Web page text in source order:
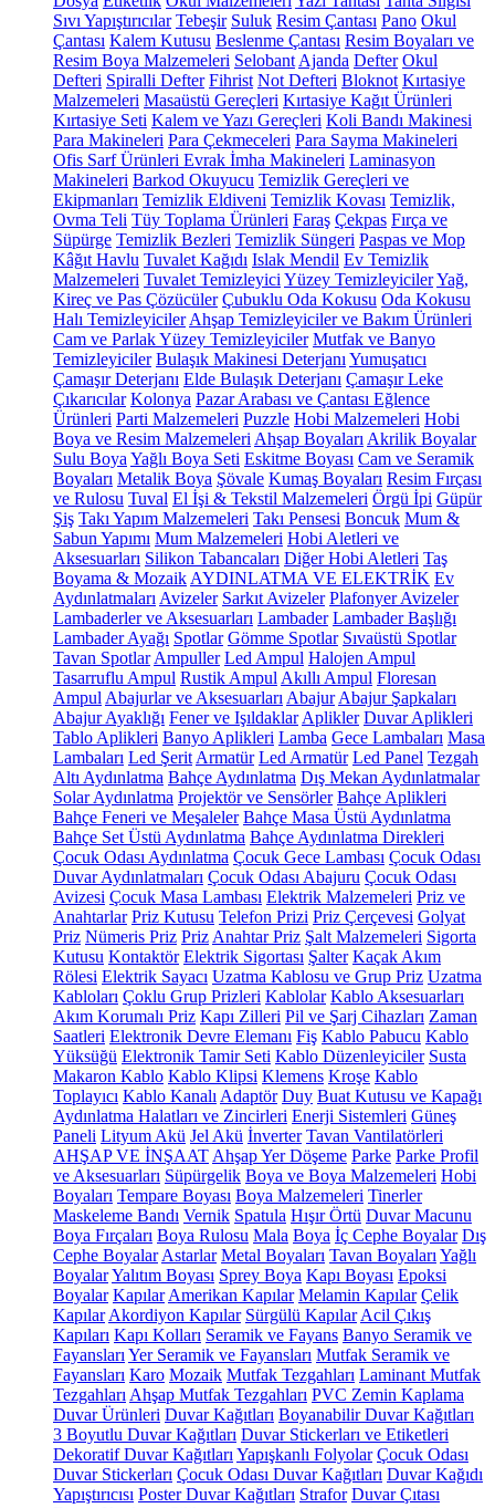
Sıvı Yapıştırıcılar Tebeşir Suluk Resim Çantası Pano Okul
Çantası Kalem Kutusu Beslenme Çantası Resim Boyaları ve
Resim Boya Malzemeleri Selobant Ajanda Defter Okul
Defteri Spiralli Defter Fihrist Not Defteri Bloknot Kırtasiye
Malzemeleri Masaüstü Gereçleri Kırtasiye Kağıt Ürünleri
Kırtasiye Seti Kalem ve Yazı Gereçleri Koli Bandı Makinesi
Para Makineleri Para Çekmeceleri Para Sayma Makineleri
Ofis Sarf Ürünleri Evrak İmha Makineleri Laminasyon
Makineleri Barkod Okuyucu Temizlik Gereçleri ve
Ekipmanları Temizlik Eldiveni Temizlik Kovası Temizlik,
Ovma Teli Tüy Toplama Ürünleri Faraş Çekpas Fırça ve
Süpürge Temizlik Bezleri Temizlik Süngeri Paspas ve Mop
Kâğıt Havlu Tuvalet Kağıdı Islak Mendil Ev Temizlik
Malzemeleri Tuvalet Temizleyici Yüzey TemizleyicilerYağ,
Kireç ve Pas Çözücüler Çubuklu Oda Kokusu Oda Kokusu
Halı Temizleyiciler Ahşap Temizleyiciler ve Bakım Ürünleri
Cam ve Parlak Yüzey Temizleyiciler Mutfak ve Banyo
Temizleyiciler Bulaşık Makinesi Deterjanı Yumuşatıcı
Çamaşır Deterjanı Elde Bulaşık Deterjanı Çamaşır Leke
Çıkarıcılar Kolonya Pazar Arabası ve Çantası Eğlence
Ürünleri Parti Malzemeleri Puzzle Hobi Malzemeleri Hobi
Boya ve Resim Malzemeleri Ahşap Boyaları Akrilik Boyalar
Sulu Boya Yağlı Boya Seti Eskitme Boyası Cam ve Seramik
Boyaları Metalik Boya Şövale Kumaş Boyaları Resim Fırçası
ve Rulosu Tuval El İşi & Tekstil Malzemeleri Örgü İpi Güpür
Şiş Takı Yapım Malzemeleri Takı Pensesi Boncuk Mum &
Sabun Yapımı Mum Malzemeleri Hobi Aletleri ve
Aksesuarları Silikon Tabancaları Diğer Hobi Aletleri Taş
Boyama & Mozaik AYDINLATMA VE ELEKTRİK Ev
Aydınlatmaları Avizeler Sarkıt Avizeler Plafonyer Avizeler
Lambaderler ve Aksesuarları Lambader Lambader Başlığı
Lambader Ayağı Spotlar Gömme Spotlar Sıvaüstü Spotlar
Tavan Spotlar Ampuller Led Ampul Halojen Ampul
Tasarruflu Ampul Rustik Ampul Akıllı Ampul Floresan
Ampul Abajurlar ve Aksesuarları Abajur Abajur Şapkaları
Abajur Ayaklığı Fener ve Işıldaklar Aplikler Duvar Aplikleri
Tablo Aplikleri Banyo Aplikleri Lamba Gece Lambaları Masa
Lambaları Led Şerit Armatür Led Armatür Led Panel Tezgah
Altı Aydınlatma Bahçe Aydınlatma Dış Mekan Aydınlatmalar
Solar Aydınlatma Projektör ve Sensörler Bahçe Aplikleri
Bahçe Feneri ve Meşaleler Bahçe Masa Üstü Aydınlatma
Bahçe Set Üstü Aydınlatma Bahçe Aydınlatma Direkleri
Çocuk Odası Aydınlatma Çocuk Gece Lambası Çocuk Odası
Duvar Aydınlatmaları Çocuk Odası Abajuru Çocuk Odası
Avizesi Çocuk Masa Lambası Elektrik Malzemeleri Priz ve
Anahtarlar Priz Kutusu Telefon Prizi Priz Çerçevesi Golyat
Priz Nümeris Priz Priz Anahtar Priz Şalt Malzemeleri Sigorta
Kutusu Kontaktör Elektrik Sigortası Şalter Kaçak Akım
Rölesi Elektrik Sayacı Uzatma Kablosu ve Grup Priz Uzatma
Kabloları Çoklu Grup Prizleri Kablolar Kablo Aksesuarları
Akım Korumalı Priz Kapı Zilleri Pil ve Şarj Cihazları Zaman
Saatleri Elektronik Devre Elemanı Fiş Kablo Pabucu Kablo
Yüksüğü Elektronik Tamir Seti Kablo Düzenleyiciler Susta
Makaron Kablo Kablo Klipsi Klemens Kroşe Kablo
Toplayıcı Kablo Kanalı Adaptör Duy Buat Kutusu ve Kapağı
Aydınlatma Halatları ve Zincirleri Enerji Sistemleri Güneş
Paneli Lityum Akü Jel Akü İnverter Tavan Vantilatörleri
AHŞAP VE İNŞAAT Ahşap Yer Döşeme Parke Parke Profil
ve Aksesuarları Süpürgelik Boya ve Boya Malzemeleri Hobi
Boyaları Tempare Boyası Boya Malzemeleri Tinerler
Maskeleme Bandı Vernik Spatula Hışır Örtü Duvar Macunu
Boya Fırçaları Boya Rulosu Mala Boya İç Cephe Boyalar Dış
Cephe Boyalar Astarlar Metal Boyaları Tavan Boyaları Yağlı
BoyalarYalıtım Boyası Sprey Boya Kapı Boyası Epoksi
Boyalar Kapılar Amerikan Kapılar Melamin Kapılar Çelik
Kapılar Akordiyon Kapılar Sürgülü Kapılar Acil Çıkış
Kapıları Kapı Kolları Seramik ve Fayans Banyo Seramik ve
Fayansları Yer Seramik ve Fayansları Mutfak Seramik ve
Fayansları Karo Mozaik Mutfak Tezgahları Laminant Mutfak
Tezgahları Ahşap Mutfak Tezgahları PVC Zemin Kaplama
Duvar Ürünleri Duvar Kağıtları Boyanabilir Duvar Kağıtları
3 Boyutlu Duvar Kağıtları Duvar Stickerları ve Etiketleri
Dekoratif Duvar Kağıtları Yapışkanlı Folyolar Çocuk Odası
Duvar Stickerları Çocuk Odası Duvar Kağıtları Duvar Kağıdı
Yapıştırıcısı Poster Duvar Kağıtları Strafor Duvar Çıtası